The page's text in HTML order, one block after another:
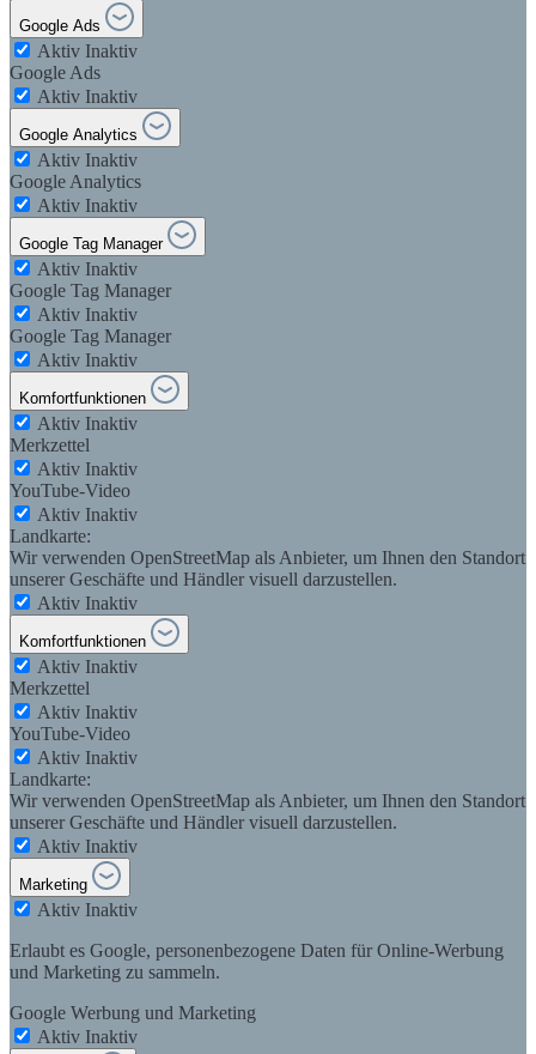
Google Ads
Aktiv Inaktiv
Google Ads
Aktiv Inaktiv
Google Analytics
Aktiv Inaktiv
Google Analytics
Aktiv Inaktiv
Google Tag Manager
Aktiv Inaktiv
Google Tag Manager
Aktiv Inaktiv
Google Tag Manager
Aktiv Inaktiv
Komfortfunktionen
Aktiv Inaktiv
Merkzettel
Aktiv Inaktiv
YouTube-Video
Aktiv Inaktiv
Landkarte:
Wir verwenden OpenStreetMap als Anbieter, um Ihnen den Standort
unserer Geschäfte und Händler visuell darzustellen.
Aktiv Inaktiv
Komfortfunktionen
Aktiv Inaktiv
Merkzettel
Aktiv Inaktiv
YouTube-Video
Aktiv Inaktiv
Landkarte:
Wir verwenden OpenStreetMap als Anbieter, um Ihnen den Standort
unserer Geschäfte und Händler visuell darzustellen.
Aktiv Inaktiv
Marketing
Aktiv Inaktiv
Erlaubt es Google, personenbezogene Daten für Online-Werbung
und Marketing zu sammeln.
Google Werbung und Marketing
Aktiv Inaktiv